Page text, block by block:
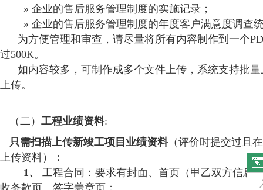
» 企业的售后服务管理制度的实施记录；
» 企业的售后服务管理制度的年度客户满意度调查
为方便管理和审查，请尽量将所有内容制作到一个
过500K。
如内容较多，可制作成多个文件上传，系统支持批
上传。
（二） 工程业绩资料:
只需扫描上传新竣工项目业绩资料（评价时提交过且
上传资料）
：
1、
工程合同：要求有封面、首页（甲乙双方信息
收条款页、签字盖章页；